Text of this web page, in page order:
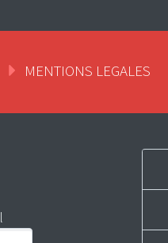
MENTIONS LEGALES